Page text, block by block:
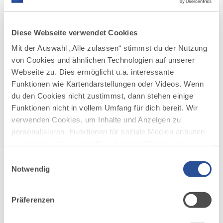
Diese Webseite verwendet Cookies
Mit der Auswahl „Alle zulassen“ stimmst du der Nutzung
von Cookies und ähnlichen Technologien auf unserer
Webseite zu. Dies ermöglicht u.a. interessante
Funktionen wie Kartendarstellungen oder Videos. Wenn
du den Cookies nicht zustimmst, dann stehen einige
Funktionen nicht in vollem Umfang für dich bereit. Wir
verwenden Cookies, um Inhalte und Anzeigen zu
personalisieren, Funktionen für soziale Medien anbieten
deiner Verwendung unserer Website an unsere Partner
möglicherweise mit weiteren Daten zusammen, die du
Notwendig
Präferenzen
DAZU PASSEND
Ähnliche
Veranstaltungen
mehr